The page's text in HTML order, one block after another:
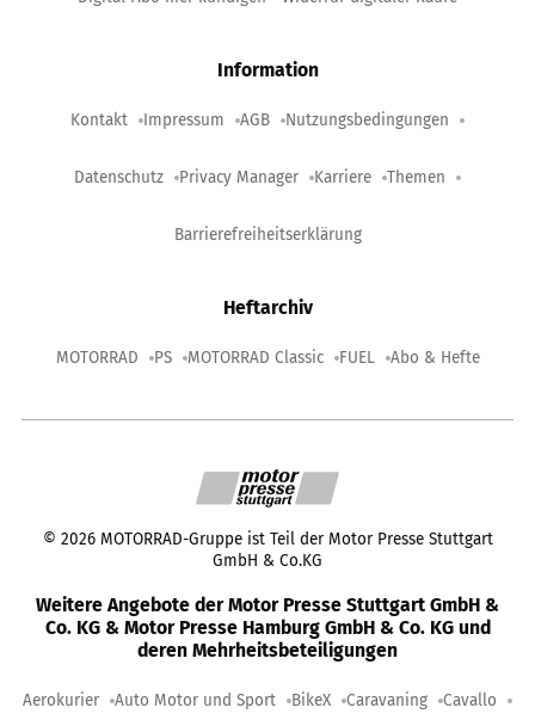
Information
Kontakt Impressum AGB Nutzungsbedingungen
Datenschutz Privacy Manager Karriere Themen
Barrierefreiheitserklärung
Heftarchiv
MOTORRAD PS MOTORRAD Classic FUEL Abo & Hefte
© 2026 MOTORRAD-Gruppe ist Teil der Motor Presse Stuttgart
GmbH & Co.KG
Weitere Angebote der Motor Presse Stuttgart GmbH &
Co. KG & Motor Presse Hamburg GmbH & Co. KG und
deren Mehrheitsbeteiligungen
Aerokurier Auto Motor und Sport BikeX Caravaning Cavallo